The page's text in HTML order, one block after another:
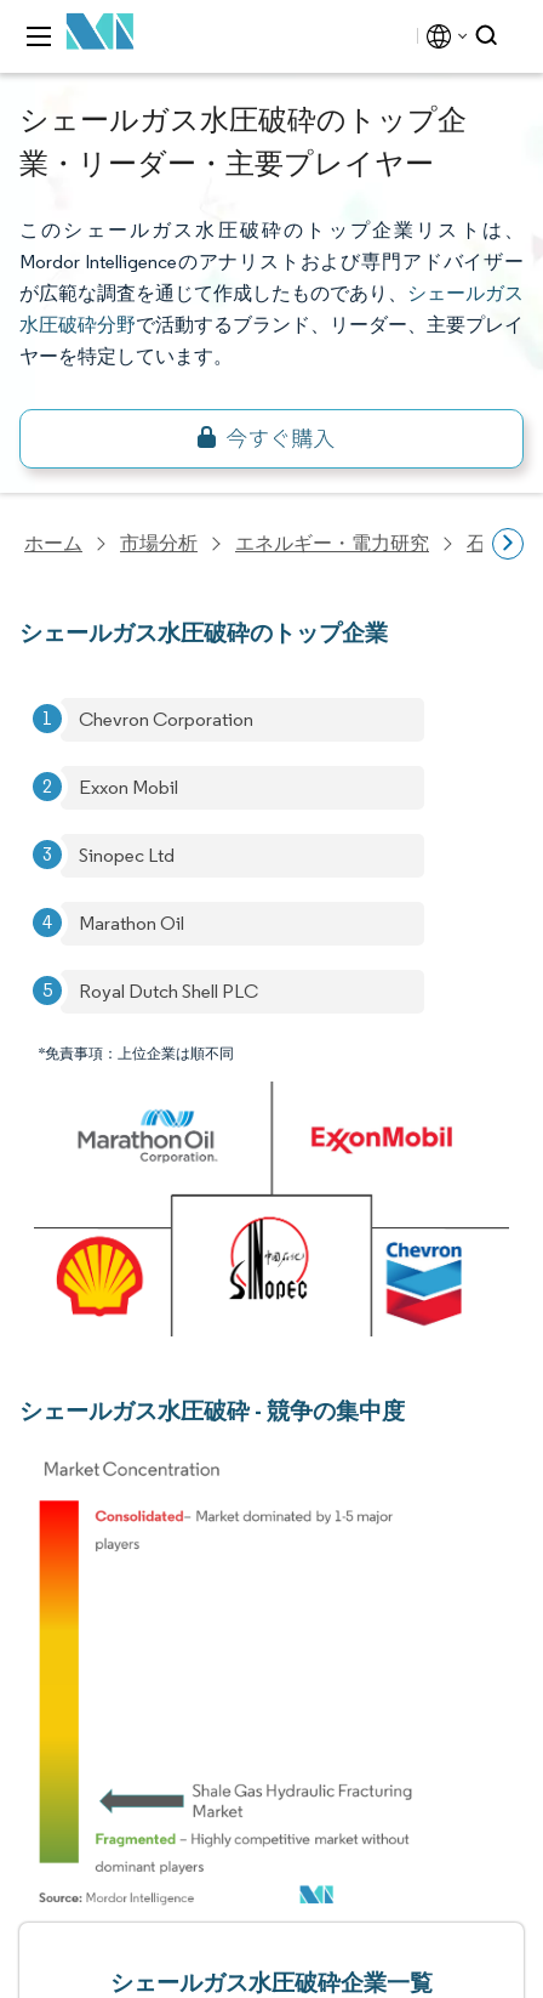
シェールガス水圧破砕のトップ企
業・リーダー・主要プレイヤー
このシェールガス水圧破砕のトップ企業リストは、
Mordor Intelligenceのアナリストおよび専門アドバイザー
が広範な調査を通じて作成したものであり、
シェールガス
水圧破砕分野で活動するブランド、リーダー、主要プレイ
ヤーを特定しています。
ホーム 市場分析 エネルギー・電力研究 石油・
シェールガス水圧破砕のトップ企業
Chevron Corporation
Exxon Mobil
Sinopec Ltd
Marathon Oil
Royal Dutch Shell PLC
*免責事項：上位企業は順不同
シェールガス水圧破砕 - 競争の集中度
シェールガス水圧破砕企業一覧